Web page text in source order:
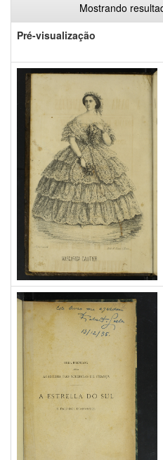
Mostrando
Pré-visualização